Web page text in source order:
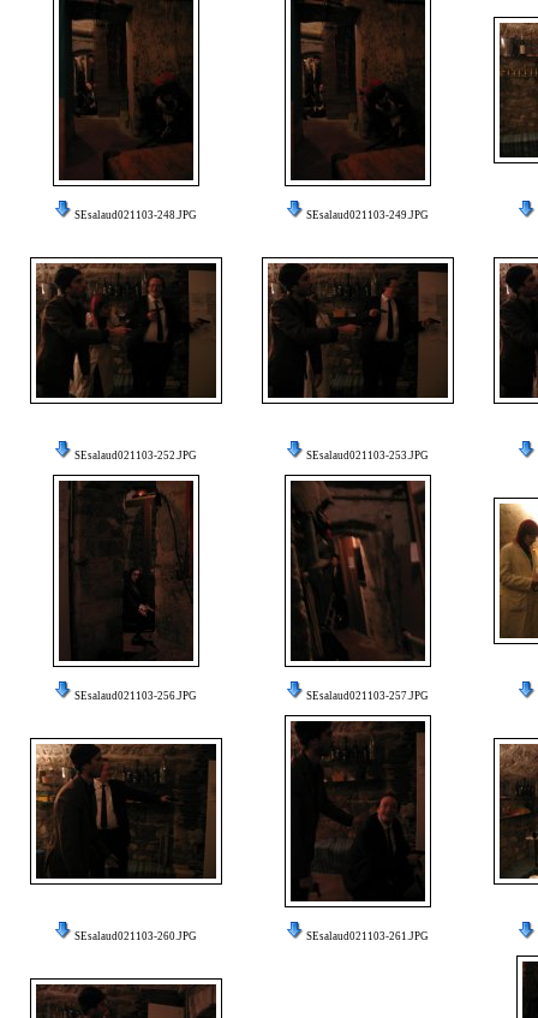
SEsalaud021103-248.JPG SEsalaud021103-249.JPG
SEsalaud021103-252.JPG SEsalaud021103-253.JPG
SEsalaud021103-256.JPG SEsalaud021103-257.JPG
SEsalaud021103-260.JPG SEsalaud021103-261.JPG